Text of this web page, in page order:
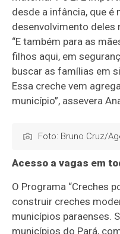
desde a infância, que
desenvolvimento deles
“E também para as
filhos aqui, em
buscar as famílias em
Essa creche vem
município”, assevera
Foto: Bruno Cruz/
Acesso a vagas em
O Programa “Creches
construir creches
municípios paraenses.
municípios do Pará,